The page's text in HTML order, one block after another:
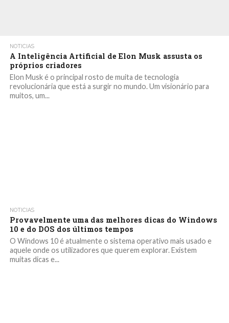
NOTICIAS
A Inteligência Artificial de Elon Musk assusta os
próprios criadores
Elon Musk é o principal rosto de muita de tecnologia
revolucionária que está a surgir no mundo. Um visionário para
muitos, um...
NOTICIAS
Provavelmente uma das melhores dicas do Windows
10 e do DOS dos últimos tempos
O Windows 10 é atualmente o sistema operativo mais usado e
aquele onde os utilizadores que querem explorar. Existem
muitas dicas e...